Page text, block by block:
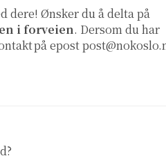
dere! Ønsker du å delta på
i forveien. Dersom du har
på epost